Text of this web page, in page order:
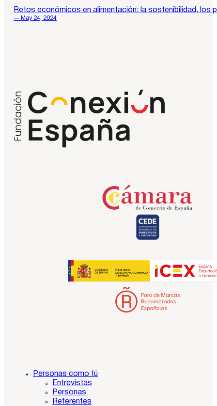
Retos económicos en alimentación: la sostenibilidad, los
— May 24, 2024
Personas como tú
Entrevistas
Personas
Referentes